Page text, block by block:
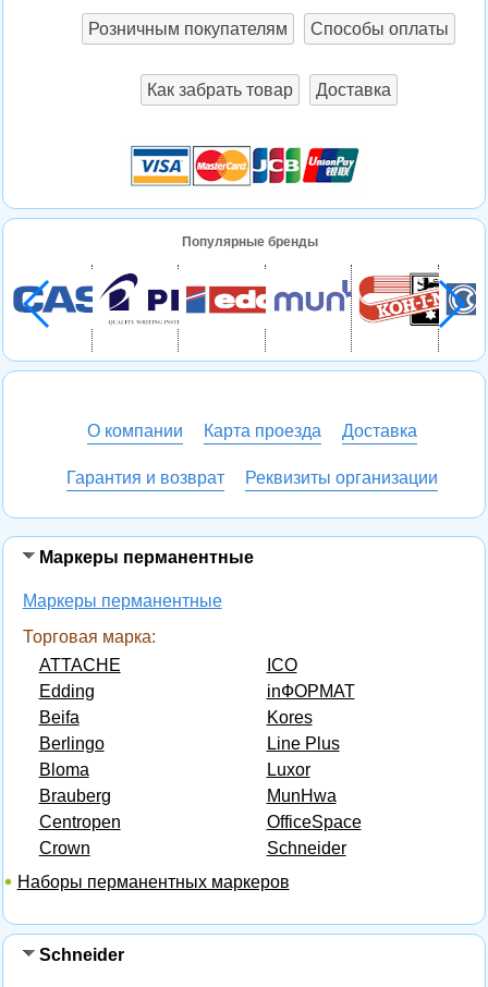
Маркеры перманентные
Маркеры перманентные
Торговая марка:
ATTACHE
Edding
Beifa
Berlingo
Bloma
Brauberg
Centropen
Crown
ICO
inФОРМАТ
Kores
Line Plus
Luxor
MunHwa
OfficeSpace
Schneider
Наборы перманентных маркеров
Schneider
Розничным покупателям Способы оплаты
Как забрать товар Доставка
Популярные бренды
О компании Карта проезда Доставка
Гарантия и возврат Реквизиты организации